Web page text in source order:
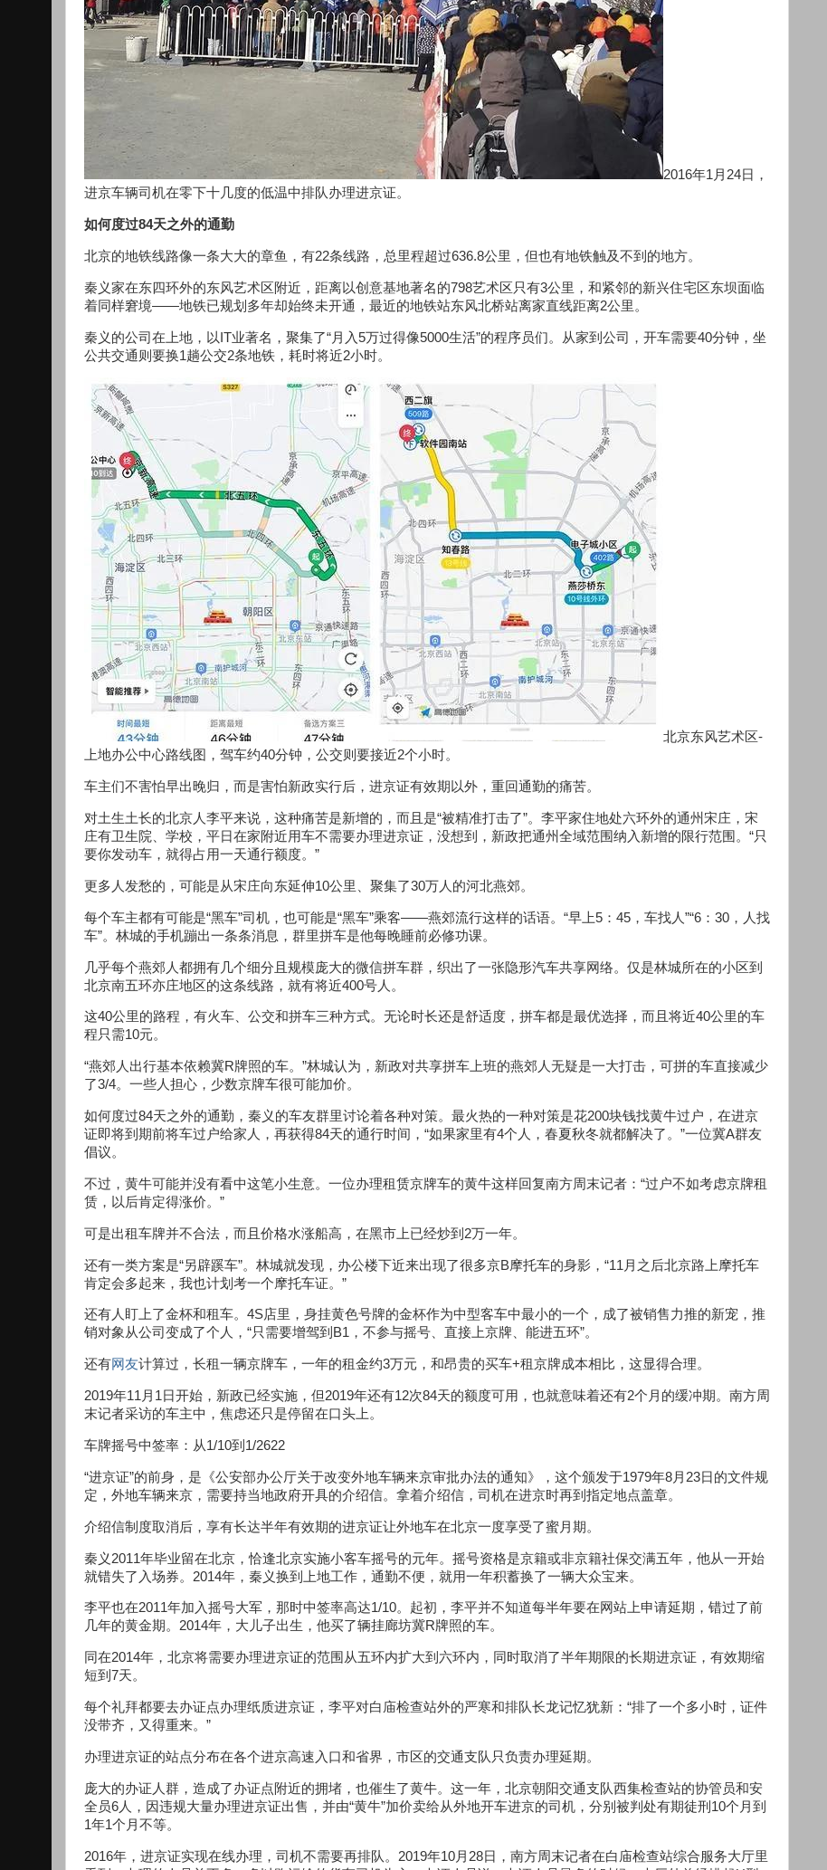
2016年1月24日，
进京车辆司机在零下十几度的低温中排队办理进京证。
如何度过84天之外的通勤
北京的地铁线路像一条大大的章鱼，有22条线路，总里程超过636.8公里，但也有地铁触及不到的地方。
秦义家在东四环外的东风艺术区附近，距离以创意基地著名的798艺术区只有3公里，和紧邻的新兴住宅区东坝面临
着同样窘境——地铁已规划多年却始终未开通，最近的地铁站东风北桥站离家直线距离2公里。
秦义的公司在上地，以IT业著名，聚集了“月入5万过得像5000生活”的程序员们。从家到公司，开车需要40分钟，坐
公共交通则要换1趟公交2条地铁，耗时将近2小时。
北京东风艺术区-
上地办公中心路线图，驾车约40分钟，公交则要接近2个小时。
车主们不害怕早出晚归，而是害怕新政实行后，进京证有效期以外，重回通勤的痛苦。
对土生土长的北京人李平来说，这种痛苦是新增的，而且是“被精准打击了”。李平家住地处六环外的通州宋庄，宋
庄有卫生院、学校，平日在家附近用车不需要办理进京证，没想到，新政把通州全域范围纳入新增的限行范围。“只
要你发动车，就得占用一天通行额度。”
更多人发愁的，可能是从宋庄向东延伸10公里、聚集了30万人的河北燕郊。
每个车主都有可能是“黑车”司机，也可能是“黑车”乘客——燕郊流行这样的话语。“早上5：45，车找人”“6：30，人找
车”。林城的手机蹦出一条条消息，群里拼车是他每晚睡前必修功课。
几乎每个燕郊人都拥有几个细分且规模庞大的微信拼车群，织出了一张隐形汽车共享网络。仅是林城所在的小区到
北京南五环亦庄地区的这条线路，就有将近400号人。
这40公里的路程，有火车、公交和拼车三种方式。无论时长还是舒适度，拼车都是最优选择，而且将近40公里的车
程只需10元。
“燕郊人出行基本依赖冀R牌照的车。”林城认为，新政对共享拼车上班的燕郊人无疑是一大打击，可拼的车直接减少
了3/4。一些人担心，少数京牌车很可能加价。
如何度过84天之外的通勤，秦义的车友群里讨论着各种对策。最火热的一种对策是花200块钱找黄牛过户，在进京
证即将到期前将车过户给家人，再获得84天的通行时间，“如果家里有4个人，春夏秋冬就都解决了。”一位冀A群友
倡议。
不过，黄牛可能并没有看中这笔小生意。一位办理租赁京牌车的黄牛这样回复南方周末记者：“过户不如考虑京牌租
赁，以后肯定得涨价。”
可是出租车牌并不合法，而且价格水涨船高，在黑市上已经炒到2万一年。
还有一类方案是“另辟蹊车”。林城就发现，办公楼下近来出现了很多京B摩托车的身影，“11月之后北京路上摩托车
肯定会多起来，我也计划考一个摩托车证。”
还有人盯上了金杯和租车。4S店里，身挂黄色号牌的金杯作为中型客车中最小的一个，成了被销售力推的新宠，推
销对象从公司变成了个人，“只需要增驾到B1，不参与摇号、直接上京牌、能进五环”。
还有网友计算过，长租一辆京牌车，一年的租金约3万元，和昂贵的买车+租京牌成本相比，这显得合理。
2019年11月1日开始，新政已经实施，但2019年还有12次84天的额度可用，也就意味着还有2个月的缓冲期。南方周
末记者采访的车主中，焦虑还只是停留在口头上。
车牌摇号中签率：从1/10到1/2622
“进京证”的前身，是《公安部办公厅关于改变外地车辆来京审批办法的通知》，这个颁发于1979年8月23日的文件规
定，外地车辆来京，需要持当地政府开具的介绍信。拿着介绍信，司机在进京时再到指定地点盖章。
介绍信制度取消后，享有长达半年有效期的进京证让外地车在北京一度享受了蜜月期。
秦义2011年毕业留在北京，恰逢北京实施小客车摇号的元年。摇号资格是京籍或非京籍社保交满五年，他从一开始
就错失了入场券。2014年，秦义换到上地工作，通勤不便，就用一年积蓄换了一辆大众宝来。
李平也在2011年加入摇号大军，那时中签率高达1/10。起初，李平并不知道每半年要在网站上申请延期，错过了前
几年的黄金期。2014年，大儿子出生，他买了辆挂廊坊冀R牌照的车。
同在2014年，北京将需要办理进京证的范围从五环内扩大到六环内，同时取消了半年期限的长期进京证，有效期缩
短到7天。
每个礼拜都要去办证点办理纸质进京证，李平对白庙检查站外的严寒和排队长龙记忆犹新：“排了一个多小时，证件
没带齐，又得重来。”
办理进京证的站点分布在各个进京高速入口和省界，市区的交通支队只负责办理延期。
庞大的办证人群，造成了办证点附近的拥堵，也催生了黄牛。这一年，北京朝阳交通支队西集检查站的协管员和安
全员6人，因违规大量办理进京证出售，并由“黄牛”加价卖给从外地开车进京的司机，分别被判处有期徒刑10个月到
1年1个月不等。
2016年，进京证实现在线办理，司机不需要再排队。2019年10月28日，南方周末记者在白庙检查站综合服务大厅里